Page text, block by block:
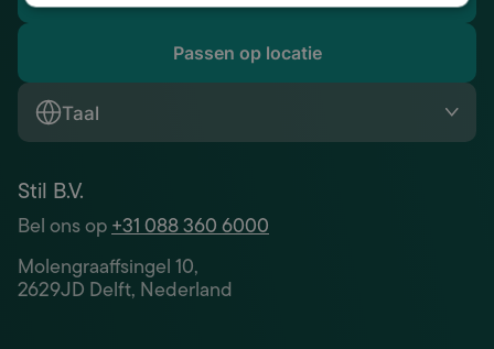
Passen op locatie
Taal
Stil B.V.
Bel ons op+31 088 360 6000
Molengraaffsingel 10,
2629JD Delft, Nederland